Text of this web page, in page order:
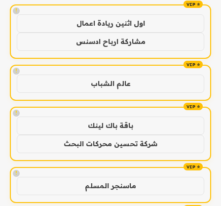
!
اول اثنين ريادة اعمال
مشاركة ارباح ادسنس
!
عالم الشباب
!
باقة باك لينك
شركة تحسين محركات البحث
!
ماسنجر المسلم